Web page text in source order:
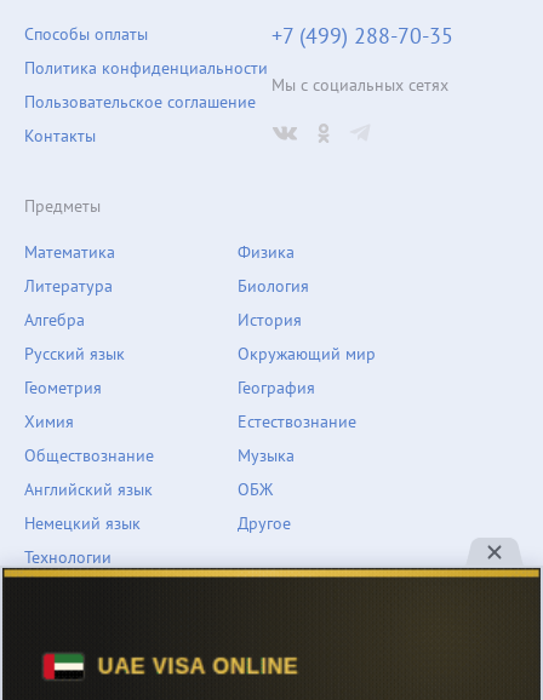
Предметы
Математика
Литература
Алгебра
Русский язык
Геометрия
Химия
Физика
Биология
История
Окружающий мир
География
Естествознание
Обществознание
Английский язык
Немецкий язык
Технологии
Музыка
ОБЖ
Другое
Способы оплаты
Политика конфиденциальности
Пользовательское соглашение
Контакты
+7 (499) 288-70-35
Мы с социальных сетях